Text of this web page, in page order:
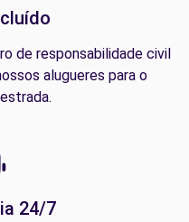
de responsabilidade civil
alugueres para o
24/7